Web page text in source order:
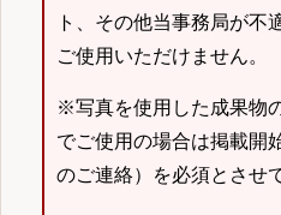
ト、その他当事務局が不
ご使用いただけません。
※写真を使用した成果物
でご使用の場合は掲載開
のご連絡）を必須とさせ